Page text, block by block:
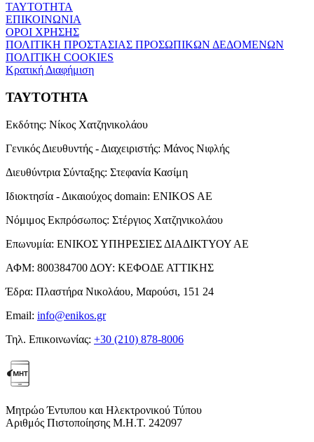
ΤΑΥΤΟΤΗΤΑ
ΕΠΙΚΟΙΝΩΝΙΑ
ΟΡΟΙ ΧΡΗΣΗΣ
ΠΟΛΙΤΙΚΗ ΠΡΟΣΤΑΣΙΑΣ ΠΡΟΣΩΠΙΚΩΝ ΔΕΔΟΜΕΝΩΝ
ΠΟΛΙΤΙΚΗ COOKIES
Κρατική Διαφήμιση
ΤΑΥΤΟΤΗΤΑ
Εκδότης: Νίκος Χατζηνικολάου
Γενικός Διευθυντής - Διαχειριστής: Μάνος Νιφλής
Διευθύντρια Σύνταξης: Στεφανία Κασίμη
Ιδιοκτησία - Δικαιούχος domain: ENIKOS AE
Νόμιμος Εκπρόσωπος: Στέργιος Χατζηνικολάου
Επωνυμία: ΕΝΙΚΟΣ ΥΠΗΡΕΣΙΕΣ ΔΙΑΔΙΚΤΥΟΥ ΑΕ
ΑΦΜ: 800384700 ΔΟΥ: ΚΕΦΟΔΕ ΑΤΤΙΚΗΣ
Έδρα: Πλαστήρα Νικολάου, Μαρούσι, 151 24
Email: info@enikos.gr
Τηλ. Επικοινωνίας: +30 (210) 878-8006
Μητρώο Έντυπου και Ηλεκτρονικού Τύπου
Αριθμός Πιστοποίησης Μ.Η.Τ. 242097